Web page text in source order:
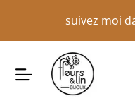
suivez moi